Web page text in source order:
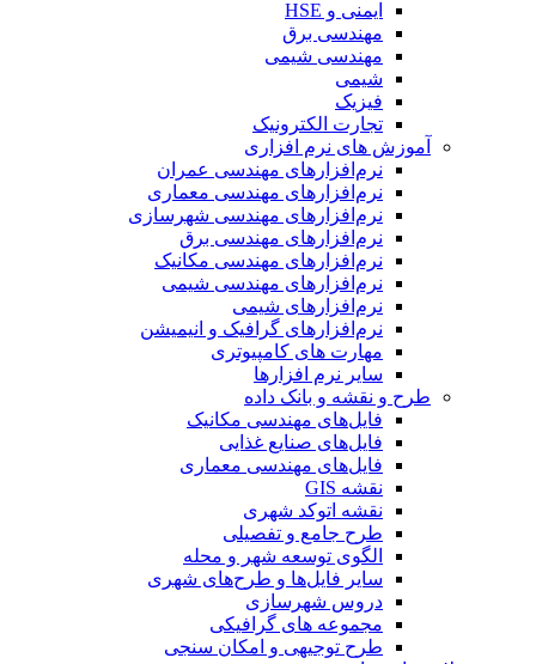
ایمنی و HSE
مهندسی برق
مهندسی شیمی
شیمی
فیزیک
تجارت الکترونیک
آموزش های نرم افزاری
نرم‌افزارهای مهندسی عمران
نرم‌افزارهای مهندسی معماری
نرم‌افزارهای مهندسی شهرسازی
نرم‌افزارهای مهندسی برق
نرم‌افزارهای مهندسی مکانیک
نرم‌افزارهای مهندسی شیمی
نرم‌افزارهای شیمی
نرم‌افزارهای گرافیک و انیمیشن
مهارت های کامپیوتری
سایر نرم افزارها
طرح و نقشه و بانک داده
فایل‌های مهندسی مکانیک
فایل‌های صنایع غذایی
فایل‌های مهندسی معماری
نقشه GIS
نقشه اتوکد شهری
طرح جامع و تفصیلی
الگوی توسعه شهر و محله
سایر فایل‌ها و طرح‌های شهری
دروس شهرسازی
مجموعه های گرافیکی
طرح توجیهی و امکان سنجی